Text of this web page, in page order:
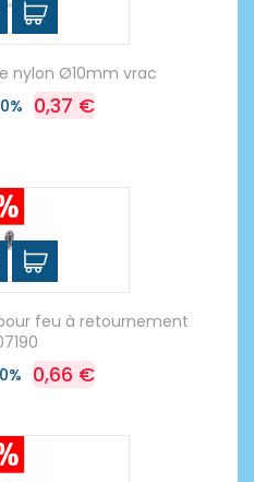
nylon Ø10mm vrac
0,37 €
pour feu à retournement
0,66 €